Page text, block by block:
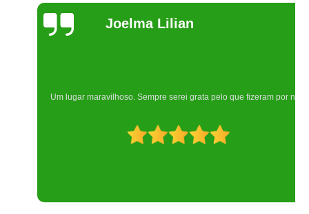
Joelma Lilian
Um lugar maravilhoso. Sempre serei grata pelo que fizeram por nós!